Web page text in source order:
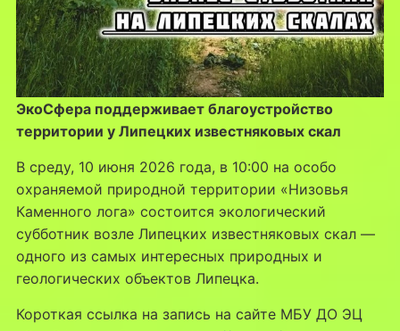
ЭкоСфера поддерживает благоустройство
территории у Липецких известняковых скал
В среду, 10 июня 2026 года, в 10:00 на особо
охраняемой природной территории «Низовья
Каменного лога» состоится экологический
субботник возле Липецких известняковых скал —
одного из самых интересных природных и
геологических объектов Липецка.
Короткая ссылка на запись на сайте МБУ ДО ЭЦ